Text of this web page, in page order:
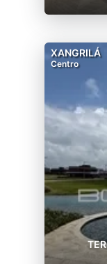
XANGRILÁ
Centro